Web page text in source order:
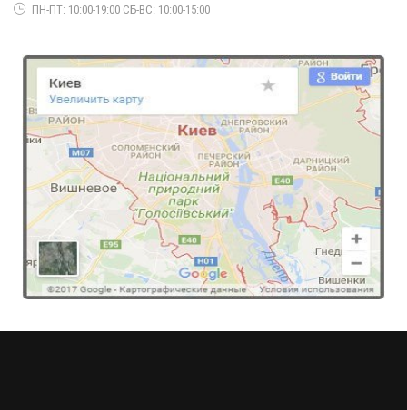
Модне жіноче плаття лапша
510.00грн.
ПН-ПТ: 10:00-19:00 СБ-ВС: 10:00-15:00